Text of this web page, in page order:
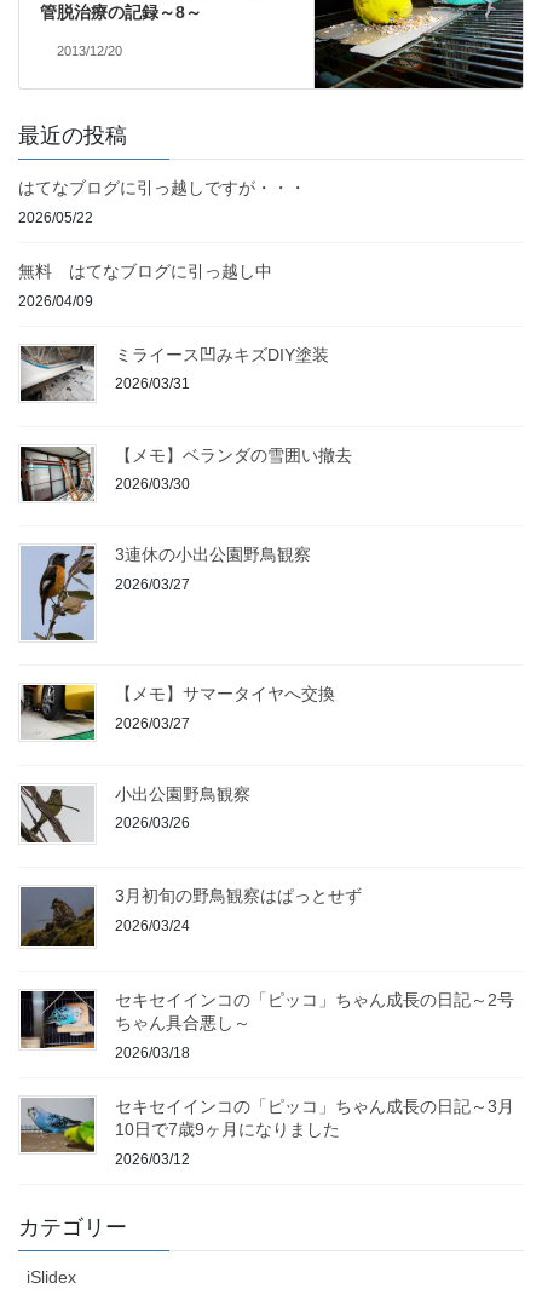
管脱治療の記録～8～
2013/12/20
最近の投稿
はてなブログに引っ越しですが・・・
2026/05/22
無料 はてなブログに引っ越し中
2026/04/09
ミライース凹みキズDIY塗装
2026/03/31
【メモ】ベランダの雪囲い撤去
2026/03/30
3連休の小出公園野鳥観察
2026/03/27
【メモ】サマータイヤへ交換
2026/03/27
小出公園野鳥観察
2026/03/26
3月初旬の野鳥観察はぱっとせず
2026/03/24
セキセイインコの「ピッコ」ちゃん成長の日記～2号
ちゃん具合悪し～
2026/03/18
セキセイインコの「ピッコ」ちゃん成長の日記～3月
10日で7歳9ヶ月になりました
2026/03/12
カテゴリー
iSlidex